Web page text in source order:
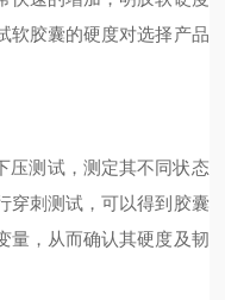
软胶囊的硬度对选择产品
压测试，测定其不同状态
穿刺测试，可以得到胶囊
量，从而确认其硬度及韧